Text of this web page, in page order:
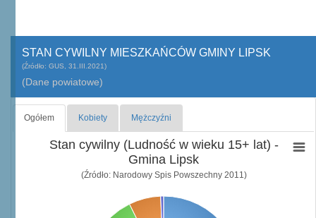
STAN CYWILNY MIESZKAŃCÓW GMINY LIPSK
(Źródło: GUS, 31.III.2021)
(Dane powiatowe)
Ogółem Kobiety Mężczyźni
Stan cywilny (Ludność w wieku 15+ lat) -
Gmina Lipsk
(Źródło: Narodowy Spis Powszechny 2011)